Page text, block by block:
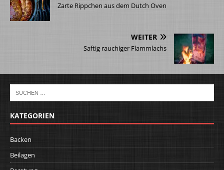
Zarte Rippchen aus dem Dutch Oven
WEITER
Saftig rauchiger Flammlachs
KATEGORIEN
Backen
Beilagen